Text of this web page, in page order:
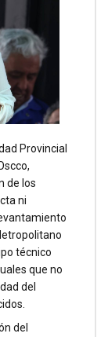
Provincial
de los
ni
técnico
que no
del
del